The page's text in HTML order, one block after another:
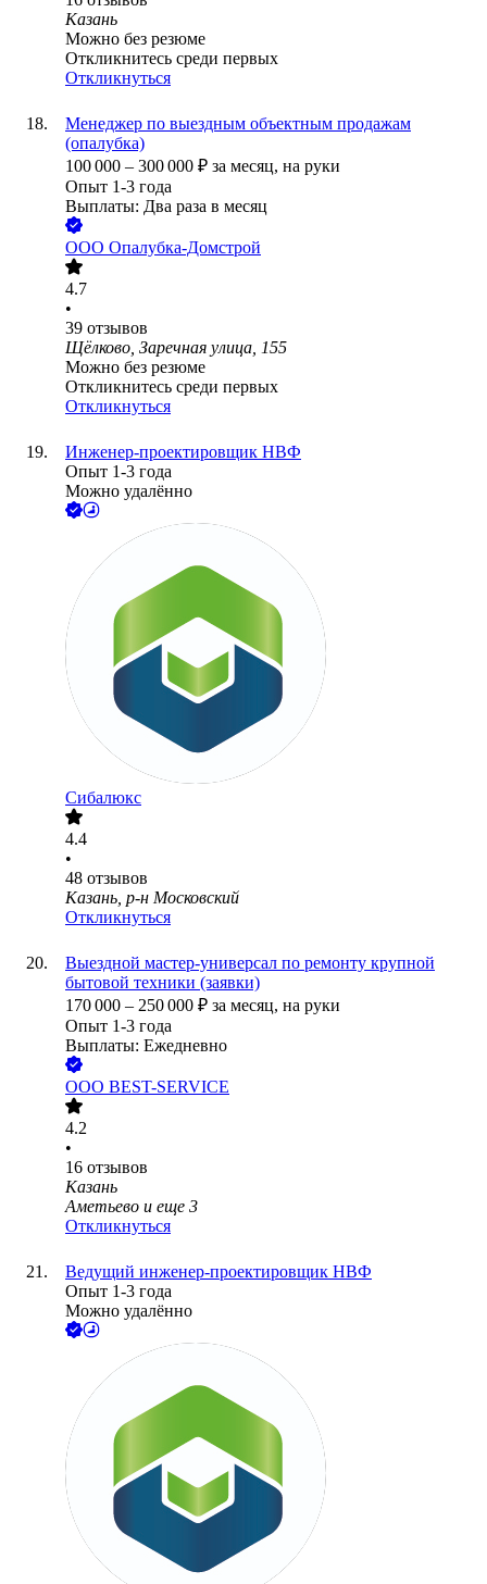
Казань
Можно без резюме
Откликнитесь среди первых
Откликнуться
Менеджер по выездным объектным продажам
(опалубка)
100 000 – 300 000 ₽ за месяц, на руки
Опыт 1-3 года
Выплаты: Два раза в месяц
ООО Опалубка-Домстрой
4.7
•
39 отзывов
Щёлково, Заречная улица, 155
Можно без резюме
Откликнитесь среди первых
Откликнуться
Инженер-проектировщик НВФ
Опыт 1-3 года
Можно удалённо
Сибалюкс
4.4
•
48 отзывов
Казань, р-н Московский
Откликнуться
Выездной мастер-универсал по ремонту крупной
бытовой техники (заявки)
170 000 – 250 000 ₽ за месяц, на руки
Опыт 1-3 года
Выплаты: Ежедневно
ООО BEST-SERVICE
4.2
•
16 отзывов
Казань
Аметьево и еще 3
Откликнуться
Ведущий инженер-проектировщик НВФ
Опыт 1-3 года
Можно удалённо